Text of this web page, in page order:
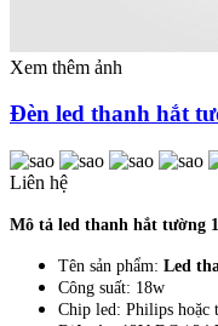
Xem thêm ảnh
Đèn led thanh hắt
Liên hệ
Mô tả led thanh hắt tường
Tên sản phẩm: Led
Công suất: 18w
Chip led: Philips hoặc